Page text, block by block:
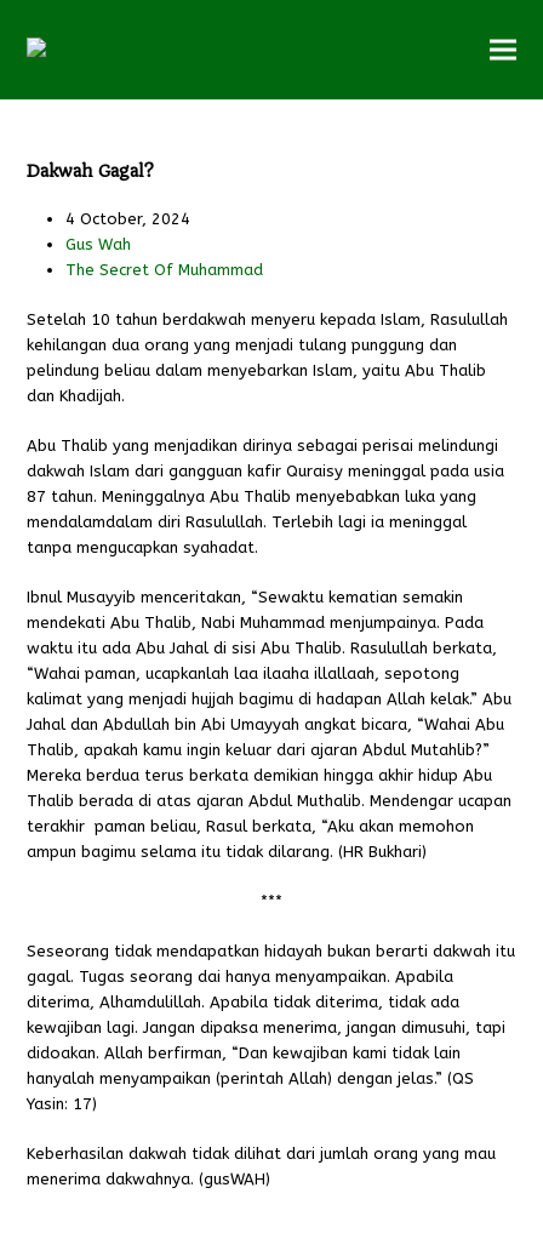
Dakwah Gagal?
4 October, 2024
Gus Wah
The Secret Of Muhammad
Setelah 10 tahun berdakwah menyeru kepada Islam, Rasulullah
kehilangan dua orang yang menjadi tulang punggung dan
pelindung beliau dalam menyebarkan Islam, yaitu Abu Thalib
dan Khadijah.
Abu Thalib yang menjadikan dirinya sebagai perisai melindungi
dakwah Islam dari gangguan kafir Quraisy meninggal pada usia
87 tahun. Meninggalnya Abu Thalib menyebabkan luka yang
mendalamdalam diri Rasulullah. Terlebih lagi ia meninggal
tanpa mengucapkan syahadat.
Ibnul Musayyib menceritakan, “Sewaktu kematian semakin
mendekati Abu Thalib, Nabi Muhammad menjumpainya. Pada
waktu itu ada Abu Jahal di sisi Abu Thalib. Rasulullah berkata,
“Wahai paman, ucapkanlahlaa ilaaha illallaah,sepotong
kalimat yang menjadi hujjah bagimu di hadapan Allah kelak.” Abu
Jahal dan Abdullah bin Abi Umayyah angkat bicara, “Wahai Abu
Thalib, apakah kamu ingin keluar dari ajaran Abdul Mutahlib?”
Mereka berdua terus berkata demikian hingga akhir hidup Abu
Thalib berada di atas ajaran Abdul Muthalib. Mendengar ucapan
terakhir paman beliau, Rasul berkata, “Aku akan memohon
ampun bagimu selama itu tidak dilarang. (HR Bukhari)
***
Seseorang tidak mendapatkan hidayah bukan berarti dakwah itu
gagal. Tugas seorang dai hanya menyampaikan. Apabila
diterima, Alhamdulillah. Apabila tidak diterima, tidak ada
kewajiban lagi. Jangan dipaksa menerima, jangan dimusuhi, tapi
didoakan. Allah berfirman, “Dan kewajiban kami tidak lain
hanyalah menyampaikan (perintah Allah) dengan jelas.” (QS
Yasin: 17)
Keberhasilan dakwah tidak dilihat dari jumlah orang yang mau
menerima dakwahnya. (gusWAH)